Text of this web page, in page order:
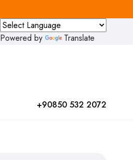
Powered by Translate
+90850 532 2072